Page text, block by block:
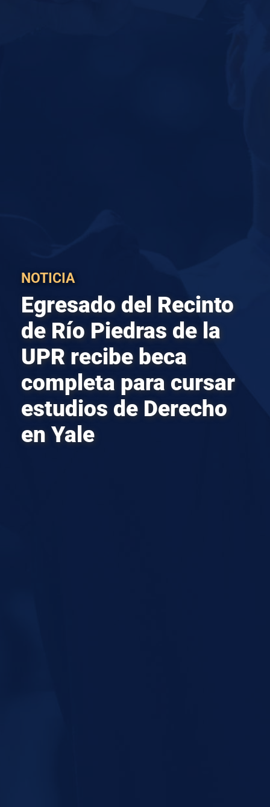
NOTICIA
Egresado del Recinto
de Río Piedras de la
UPR recibe beca
completa para cursar
estudios de Derecho
en Yale